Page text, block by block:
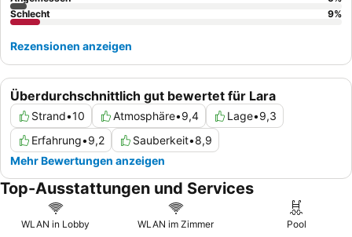
Überdurchschnittlich gut bewertet für Lara
Strand•10 Atmosphäre•9,4 Lage•9,3
Erfahrung•9,2 Sauberkeit•8,9
Mehr Bewertungen anzeigen
Schlecht
9%
Rezensionen anzeigen
Top-Ausstattungen und Services
WLAN in Lobby WLAN im Zimmer Pool